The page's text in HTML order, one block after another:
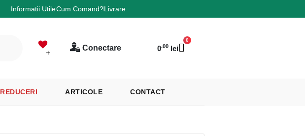
Informatii UtileCum Comand?Livrare
+
Conectare 0.00 lei
0
REDUCERI ARTICOLE CONTACT